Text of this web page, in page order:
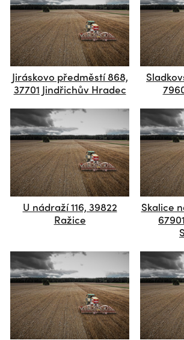
Jiráskovo předměstí 868,
37701 Jindřichův Hradec
U nádraží 116, 39822
Ražice
Skalice